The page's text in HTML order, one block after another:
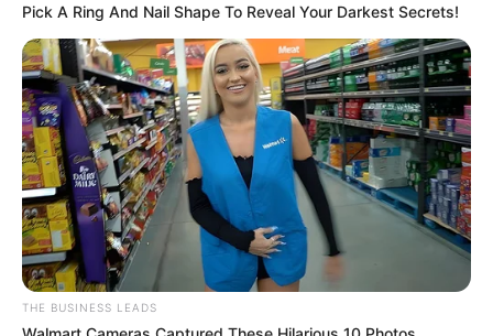
Pick A Ring And Nail Shape To Reveal Your Darkest Secrets!
THE BUSINESS LEADS